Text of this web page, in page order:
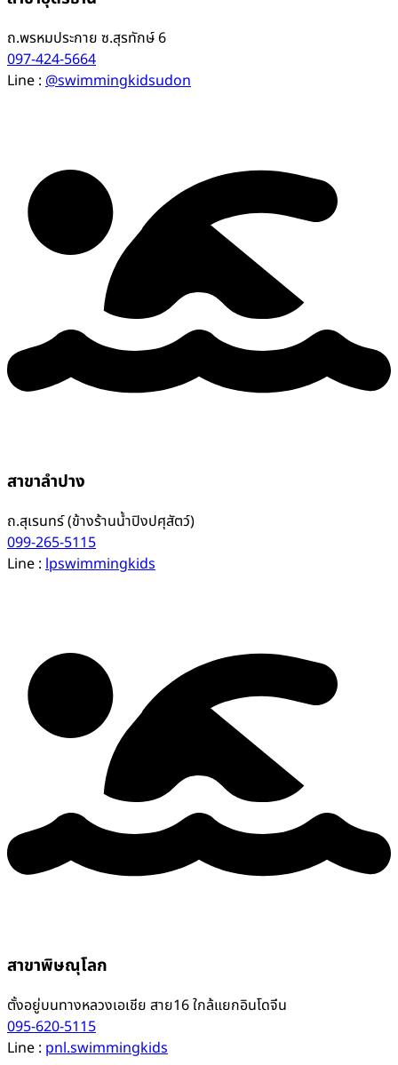
ถ.พรหมประกาย ซ.สุรทักษ์ 6
097-424-5664
Line : @swimmingkidsudon
สาขาลำปาง
ถ.สุเรนทร์ (ข้างร้านน้ำปิงปศุสัตว์)
099-265-5115
Line : lpswimmingkids
สาขาพิษณุโลก
ตั้งอยู่บนทางหลวงเอเชีย สาย16 ใกล้แยกอินโดจีน
095-620-5115
Line : pnl.swimmingkids